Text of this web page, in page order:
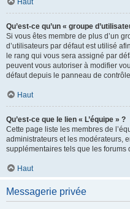
Haut
Qu’est-ce qu’un « groupe
Si vous êtes membre de plus d’un
d’utilisateurs par défaut est utilisé
le rang qui vous sera assigné par
peuvent vous autoriser à modifier
défaut depuis le panneau de
Haut
Qu’est-ce que le lien « L’équipe » ?
Cette page liste les membres de
administrateurs et les modérateurs,
supplémentaires tels que les forums
Haut
Messagerie privée